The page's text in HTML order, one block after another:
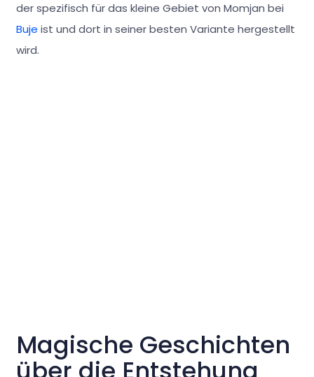
der spezifisch für das kleine Gebiet von Momjan bei
Buje ist und dort in seiner besten Variante hergestellt
wird.
Magische Geschichten